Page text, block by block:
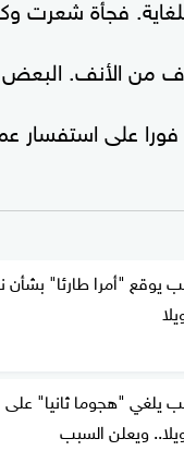
فجأة شعرت
من الأنف.
على استفسار
يوقع "أمرا طارئا"
يلغي "هجوما ثانيا" على
ويعلن السبب